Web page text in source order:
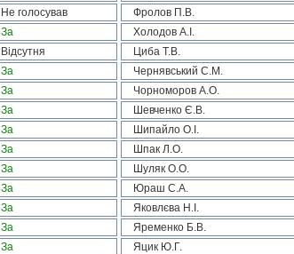
Не голосував Фролов П.В.
За Холодов А.І.
Відсутня Циба Т.В.
За Чернявський С.М.
За Чорноморов А.О.
За Шевченко Є.В.
За Шипайло О.І.
За Шпак Л.О.
За Шуляк О.О.
За Юраш С.А.
За Яковлєва Н.І.
За Яременко Б.В.
За Яцик Ю.Г.